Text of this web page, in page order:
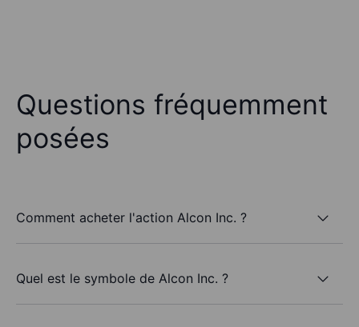
Questions fréquemment
posées
Comment acheter l'action Alcon Inc. ?
Quel est le symbole de Alcon Inc. ?